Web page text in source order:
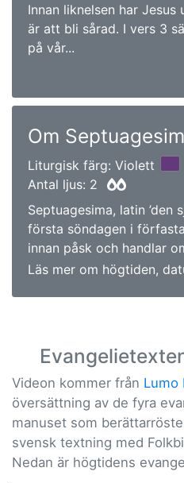
Innan liknelsen har
är att bli sårad. I vers 3
på vår...
Om
Liturgisk färg: Violett
Antal ljus: 2
Septuagesima, latin ’den
första söndagen i
innan påsk och handlar
Läs mer om högtiden,
Videon kommer från Lumo
översättning av de fyra
manuset som
svensk textning med
Nedan är högtidens